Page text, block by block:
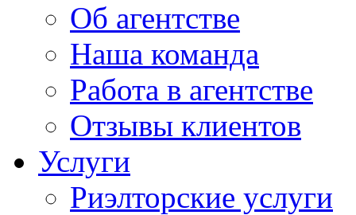
Об агентстве
Наша команда
Работа в агентстве
Отзывы клиентов
Услуги
Риэлторские услуги